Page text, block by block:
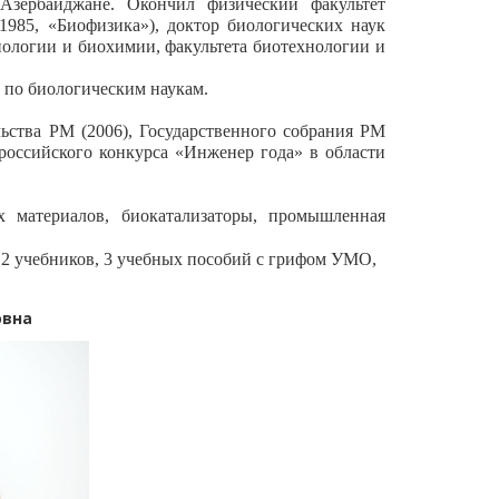
Окончил физический факультет
«Биофизика»), доктор биологических наук
и биохимии, факультета биотехнологии и
по биологическим наукам.
РМ (2006), Государственного собрания РМ
конкурса «Инженер года» в области
биокатализаторы, промышленная
учебников, 3 учебных пособий с грифом УМО,